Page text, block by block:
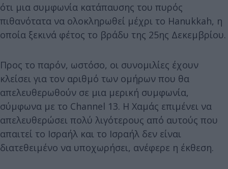
ότι μια συμφωνία κατάπαυσης του πυρός
πιθανότατα να ολοκληρωθεί μέχρι το Hanukkah, η
οποία ξεκινά φέτος το βράδυ της 25ης Δεκεμβρίου.
Προς το παρόν, ωστόσο, οι συνομιλίες έχουν
κλείσει για τον αριθμό των ομήρων που θα
απελευθερωθούν σε μια μερική συμφωνία,
σύμφωνα με το Channel 13. Η Χαμάς επιμένει να
απελευθερώσει πολύ λιγότερους από αυτούς που
απαιτεί το Ισραήλ και το Ισραήλ δεν είναι
διατεθειμένο να υποχωρήσει, ανέφερε η έκθεση.